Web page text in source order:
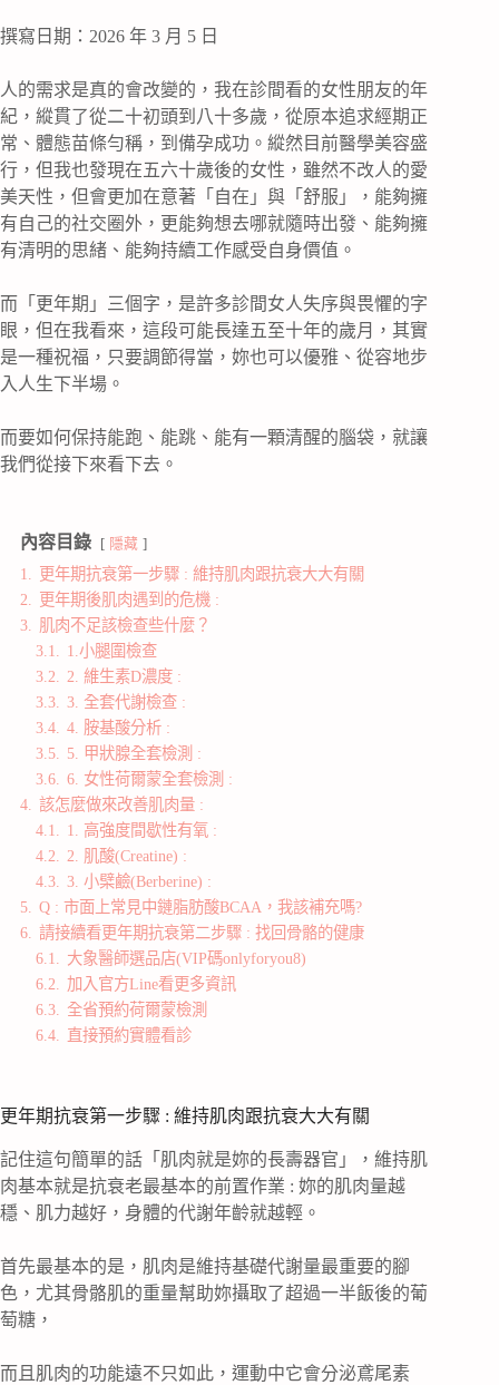
撰寫日期：2026 年 3 月 5 日
人的需求是真的會改變的，我在診間看的女性朋友的年
紀，縱貫了從二十初頭到八十多歲，從原本追求經期正
常、體態苗條勻稱，到備孕成功。縱然目前醫學美容盛
行，但我也發現在五六十歲後的女性，雖然不改人的愛
美天性，但會更加在意著「自在」與「舒服」，能夠擁
有自己的社交圈外，更能夠想去哪就隨時出發、能夠擁
有清明的思緒、能夠持續工作感受自身價值。
而「更年期」三個字，是許多診間女人失序與畏懼的字
眼，但在我看來，這段可能長達五至十年的歲月，其實
是一種祝福，只要調節得當，妳也可以優雅、從容地步
入人生下半場。
而要如何保持能跑、能跳、能有一顆清醒的腦袋，就讓
我們從接下來看下去。
內容目錄 隱藏
1. 更年期抗衰第一步驟 : 維持肌肉跟抗衰大大有關
2. 更年期後肌肉遇到的危機 :
3. 肌肉不足該檢查些什麼？
3.1. 1.小腿圍檢查
3.2. 2. 維生素D濃度 :
3.3. 3. 全套代謝檢查 :
3.4. 4. 胺基酸分析 :
3.5. 5. 甲狀腺全套檢測 :
3.6. 6. 女性荷爾蒙全套檢測 :
4. 該怎麼做來改善肌肉量 :
4.1. 1. 高強度間歇性有氧 :
4.2. 2. 肌酸(Creatine) :
4.3. 3. 小檗鹼(Berberine) :
5. Q : 市面上常見中鏈脂肪酸BCAA，我該補充嗎?
6. 請接續看更年期抗衰第二步驟 : 找回骨骼的健康
6.1. 大象醫師選品店(VIP碼onlyforyou8)
6.2. 加入官方Line看更多資訊
6.3. 全省預約荷爾蒙檢測
6.4. 直接預約實體看診
更年期抗衰第一步驟 : 維持肌肉跟抗衰大大有關
記住這句簡單的話「肌肉就是妳的長壽器官」，維持肌
肉基本就是抗衰老最基本的前置作業 : 妳的肌肉量越
穩、肌力越好，身體的代謝年齡就越輕。
首先最基本的是，肌肉是維持基礎代謝量最重要的腳
色，尤其骨骼肌的重量幫助妳攝取了超過一半飯後的葡
萄糖，
而且肌肉的功能遠不只如此，運動中它會分泌鳶尾素